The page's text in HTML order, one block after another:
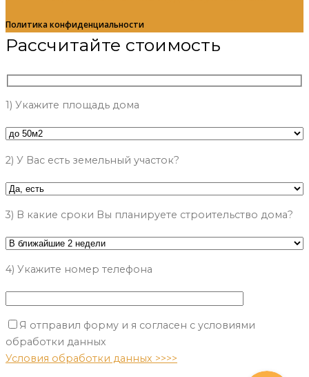
Политика конфиденциальности
Рассчитайте стоимость
1) Укажите площадь дома
2) У Вас есть земельный участок?
3) В какие сроки Вы планируете строительство дома?
4) Укажите номер телефона
Please leave this field empty.
Я отправил форму и я согласен с условиями
обработки данных
Условия обработки данных >>>>